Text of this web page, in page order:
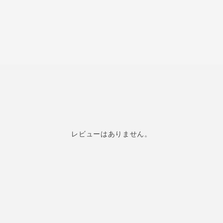
レビューはありません。